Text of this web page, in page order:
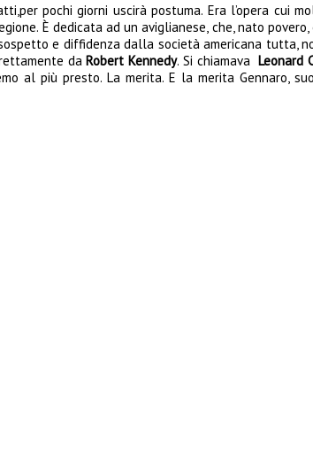
pochi giorni uscirà postuma. Era l’opera cui
È dedicata ad un aviglianese, che, nato
e diffidenza dalla società americana tutta,
daRobert Kennedy. Si chiamavaLeonard
al più presto. La merita. E la merita Gennaro,